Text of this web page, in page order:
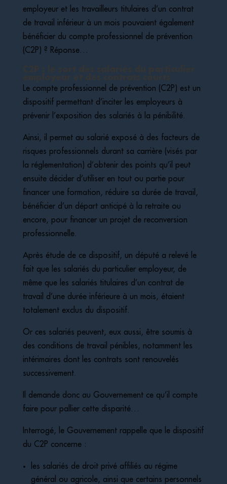
employeur et les travailleurs titulaires d’un contrat
de travail inférieur à un mois pouvaient également
bénéficier du compte professionnel de prévention
(C2P) ? Réponse…
Le compte professionnel de prévention (C2P) est un
dispositif permettant d’inciter les employeurs à
prévenir l’exposition des salariés à la pénibilité.
Ainsi, il permet au salarié exposé à des facteurs de
risques professionnels durant sa carrière (visés par
la réglementation) d’obtenir des points qu’il peut
ensuite décider d’utiliser en tout ou partie pour
financer une formation, réduire sa durée de travail,
bénéficier d’un départ anticipé à la retraite ou
encore, pour financer un projet de reconversion
professionnelle.
Après étude de ce dispositif, un député a relevé le
fait que les salariés du particulier employeur, de
même que les salariés titulaires d’un contrat de
travail d’une durée inférieure à un mois, étaient
totalement exclus du dispositif.
Or ces salariés peuvent, eux aussi, être soumis à
des conditions de travail pénibles, notamment les
intérimaires dont les contrats sont renouvelés
successivement.
Il demande donc au Gouvernement ce qu’il compte
faire pour pallier cette disparité…
Interrogé, le Gouvernement rappelle que le dispositif
du C2P concerne :
les salariés de droit privé affiliés au régime
général ou agricole, ainsi que certains personnels